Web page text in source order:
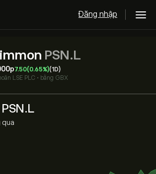
Đăng nhập
PSN.L
7.50(0.65%)(1D)
LSE PLC • bằng GBX
qua